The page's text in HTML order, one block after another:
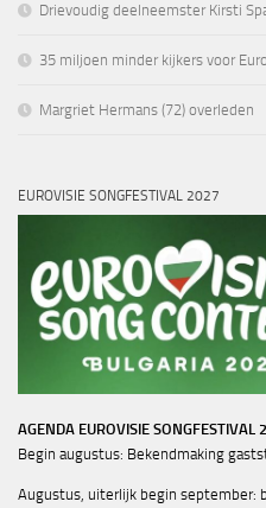
Drievoudig deelneemster Kirsti
35 miljoen minder kijkers voor
Margriet Hermans (72) overleden
EUROVISIE SONGFESTIVAL 2027
AGENDA EUROVISIE SONGFESTIVAL
Begin augustus: Bekendmaking
Augustus, uiterlijk begin september: